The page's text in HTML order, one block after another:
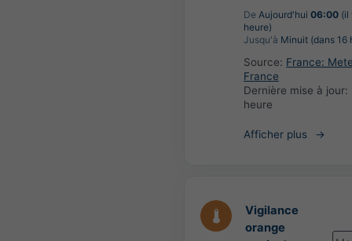
De Aujourd'hui 06:00 (il
heure)
Jusqu'à Minuit (dans 16
Source: France:
France
Dernière mise à jour:
heure
Afficher plus
Vigilance
orange